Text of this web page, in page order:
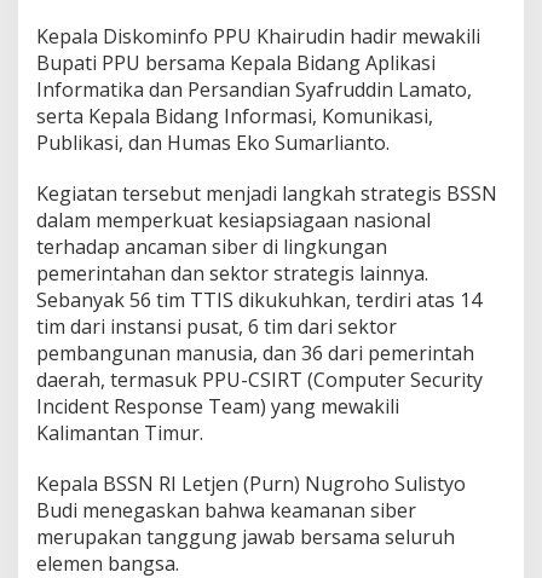
Kepala Diskominfo PPU Khairudin hadir mewakili
Bupati PPU bersama Kepala Bidang Aplikasi
Informatika dan Persandian Syafruddin Lamato,
serta Kepala Bidang Informasi, Komunikasi,
Publikasi, dan Humas Eko Sumarlianto.
Kegiatan tersebut menjadi langkah strategis BSSN
dalam memperkuat kesiapsiagaan nasional
terhadap ancaman siber di lingkungan
pemerintahan dan sektor strategis lainnya.
Sebanyak 56 tim TTIS dikukuhkan, terdiri atas 14
tim dari instansi pusat, 6 tim dari sektor
pembangunan manusia, dan 36 dari pemerintah
daerah, termasuk PPU-CSIRT (Computer Security
Incident Response Team) yang mewakili
Kalimantan Timur.
Kepala BSSN RI Letjen (Purn) Nugroho Sulistyo
Budi menegaskan bahwa keamanan siber
merupakan tanggung jawab bersama seluruh
elemen bangsa.